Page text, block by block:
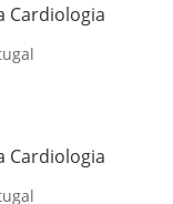
Cardiologia
Cardiologia